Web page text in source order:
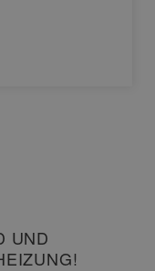
UND